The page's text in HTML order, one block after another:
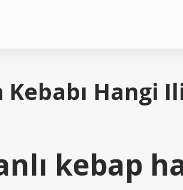
Kebabı Hangi
kebap